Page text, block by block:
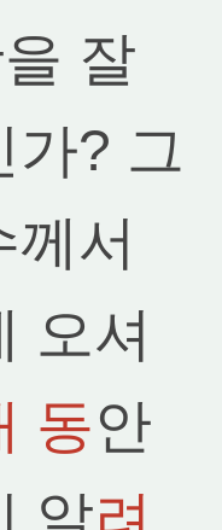
잘
가? 그
께서
오셔
동안